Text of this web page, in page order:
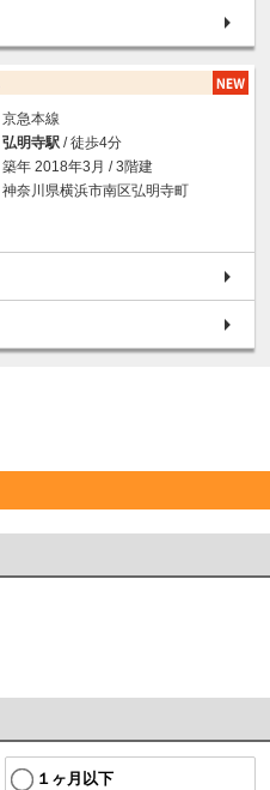
京急本線
弘明寺駅 / 徒歩4分
築年 2018年3月 / 3階建
神奈川県横浜市南区弘明寺町
１ヶ月以下